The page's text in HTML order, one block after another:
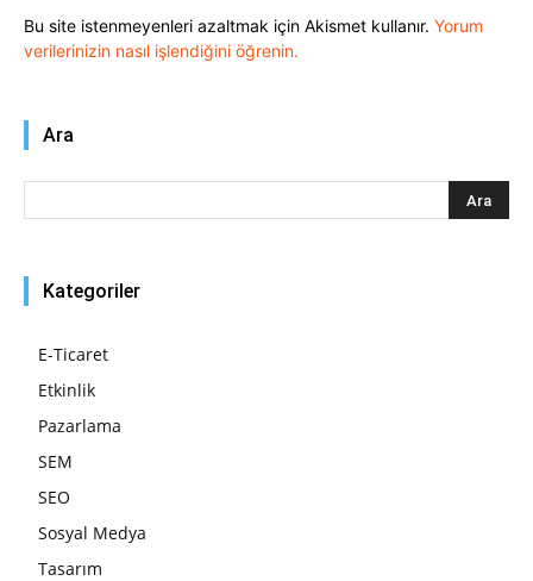
Bu site istenmeyenleri azaltmak için Akismet kullanır. Yorum
verilerinizin nasıl işlendiğini öğrenin.
Ara
Kategoriler
E-Ticaret
Etkinlik
Pazarlama
SEM
SEO
Sosyal Medya
Tasarım